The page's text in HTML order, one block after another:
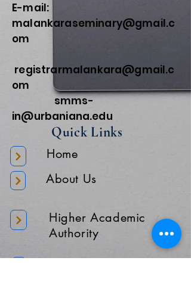
E-mail:
malankaraseminary@gmail.c
om
registrarmalankara@gmail.c
om
smms-
in@urbaniana.edu
Quick Links
Home
About Us
Higher Academic
Authority